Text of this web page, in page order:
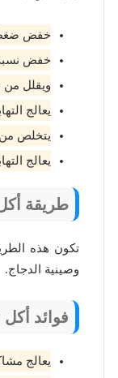
خفض ضغط
خفض نسبة
ويقلل من
يعالج
يتخلص من
يعالج
طريقة
تكون هذه
وصينية الدجاج.
فوائد أكل
يعالج